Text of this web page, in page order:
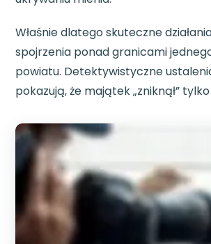
Właśnie dlatego skuteczne
spojrzenia ponad granicami
powiatu. Detektywistyczne
pokazują, że majątek „zniknął”